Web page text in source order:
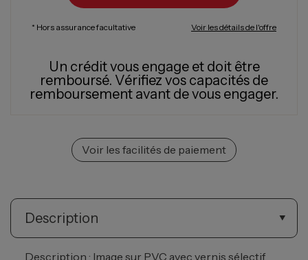
* Hors assurance facultative Voir les détails de l'offre
Un crédit vous engage et doit être
remboursé. Vérifiez vos capacités de
remboursement avant de vous engager.
Voir les facilités de paiement
Description
Description : Image sur PVC avec vernis sélectif.